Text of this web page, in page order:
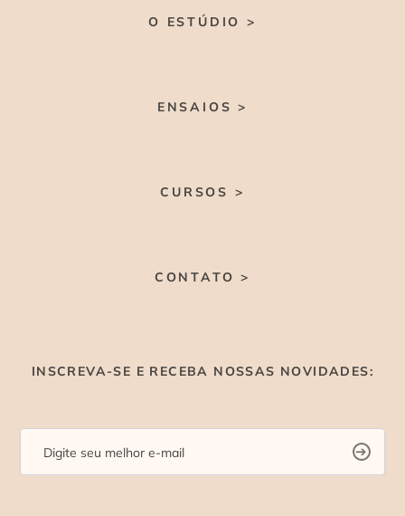
O ESTÚDIO >
ENSAIOS >
CURSOS >
CONTATO >
INSCREVA-SE E RECEBA NOSSAS NOVIDADES: